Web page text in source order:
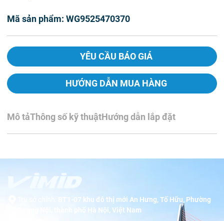
Mã sản phẩm: WG9525470370
YÊU CẦU BÁO GIÁ
HƯỚNG DẪN MUA HÀNG
Mô tảThông số kỹ thuậtHướng dẫn lắp đặt
BT1-07 khu đô thị mới An Hưng, Tố Hữu, Phường
Dương Nội, thành phố Hà Nội, Việt Nam